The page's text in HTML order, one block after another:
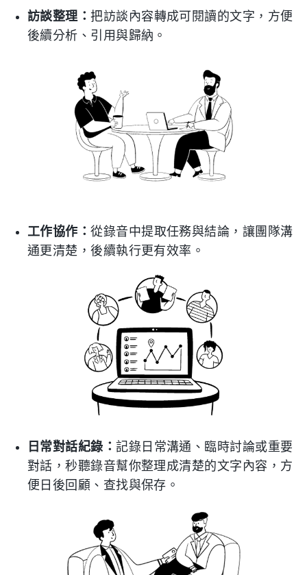
訪談整理：把訪談內容轉成可閱讀的文字，方便
後續分析、引用與歸納。
工作協作：從錄音中提取任務與結論，讓團隊溝
通更清楚，後續執行更有效率。
日常對話紀錄：記錄日常溝通、臨時討論或重要
對話，秒聽錄音幫你整理成清楚的文字內容，方
便日後回顧、查找與保存。